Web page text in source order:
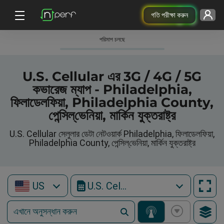
গতি পরীক্ষা করুন
পরিমাপ চলছে
U.S. Cellular এর 3G / 4G / 5G
কভারেজ ম্যাপ - Philadelphia,
ফিলাডেলফিয়া, Philadelphia County,
পেন্সিল্‌ভেনিয়া, মার্কিন যুক্তরাষ্ট্র
U.S. Cellular সেলুলার ডেটা নেটওয়ার্ক Philadelphia, ফিলাডেলফিয়া,
Philadelphia County, পেন্সিল্‌ভেনিয়া, মার্কিন যুক্তরাষ্ট্র
US U.S. Cellular